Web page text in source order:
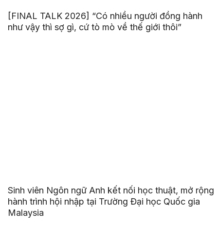
[FINAL TALK 2026] “Có nhiều người đồng hành
như vậy thì sợ gì, cứ tò mò về thế giới thôi”
Sinh viên Ngôn ngữ Anh kết nối học thuật, mở rộng
hành trình hội nhập tại Trường Đại học Quốc gia
Malaysia